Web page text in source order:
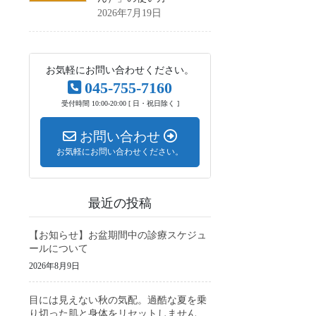
2026年7月19日
お気軽にお問い合わせください。
045-755-7160
受付時間 10:00-20:00 [ 日・祝日除く ]
お問い合わせ
お気軽にお問い合わせください。
最近の投稿
【お知らせ】お盆期間中の診療スケジュ
ールについて
2026年8月9日
目には見えない秋の気配。過酷な夏を乗
り切った肌と身体をリセットしません